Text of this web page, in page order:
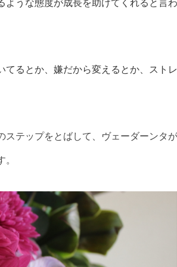
うな態度が成長を助けてくれると言わ
てるとか、嫌だから変えるとか、ストレ
ステップをとばして、ヴェーダーンタが